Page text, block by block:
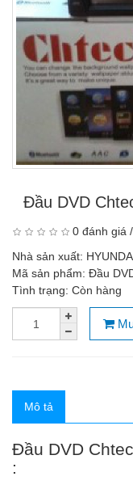
Đầu DVD
0 đánh giá /
Nhà sản xuất:
Mã sản phẩm: Đầu
Tình trạng: Còn hàng
Mô tả
Đầu DVD
: